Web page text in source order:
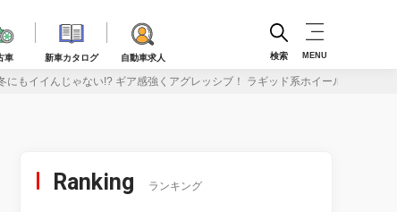
車 新車カタログ 自動車求人 検索 MENU
にもイイんじゃない!? ギア感強くアグレッシブ！ ラギッド系ホイールこそ、ハ
Ranking ランキング